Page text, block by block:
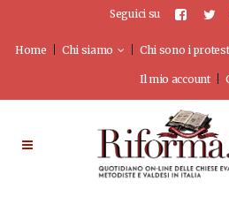
Seguici su
Home Chi siamo Chi sono i
Il mio account